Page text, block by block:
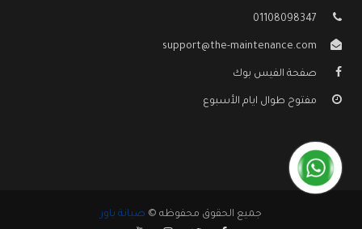
01108098347
support@the-maintenance.com
صفحة الفيس بوك
مفتوح طوال ايام الأسبوع
جميع الحقوق محفوظه © صيانة باور